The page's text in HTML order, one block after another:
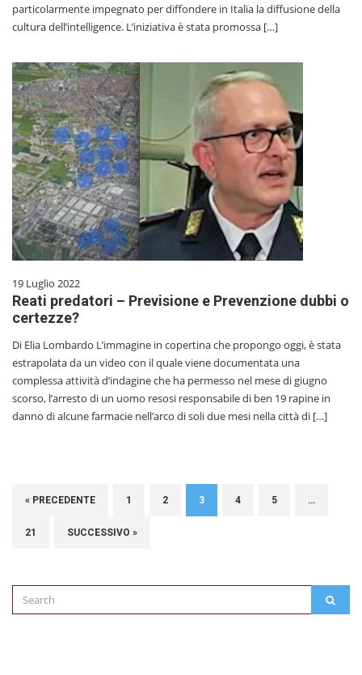
particolarmente impegnato per diffondere in Italia la diffusione della
cultura dell’intelligence. L’iniziativa è stata promossa […]
19 Luglio 2022
Reati predatori – Previsione e Prevenzione dubbi o
certezze?
Di Elia Lombardo L’immagine in copertina che propongo oggi, è stata
estrapolata da un video con il quale viene documentata una
complessa attività d’indagine che ha permesso nel mese di giugno
scorso, l’arresto di un uomo resosi responsabile di ben 19 rapine in
danno di alcune farmacie nell’arco di soli due mesi nella città di […]
« PRECEDENTE 1 2 3 4 5 …
21 SUCCESSIVO »
Search
for: